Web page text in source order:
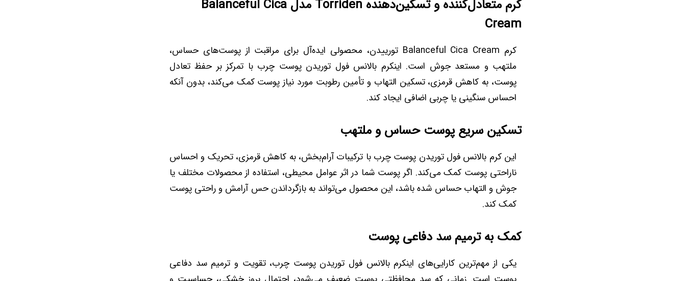
کرم متعادل‌کننده و تسکین‌دهنده Torriden مدل Balanceful Cica
Cream
کرم Balanceful Cica Cream تورییدن، محصولی ایده‌آل برای مراقبت از پوست‌های حساس،
ملتهب و مستعد جوش است. اینکرم بالانس فول توریدن پوست چرب با تمرکز بر حفظ تعادل
پوست، به کاهش قرمزی، تسکین التهاب و تأمین رطوبت مورد نیاز پوست کمک می‌کند، بدون آنکه
احساس سنگینی یا چربی اضافی ایجاد کند.
تسکین سریع پوست حساس و ملتهب
این کرم بالانس فول توریدن پوست چرب با ترکیبات آرام‌بخش، به کاهش قرمزی، تحریک و احساس
ناراحتی پوست کمک می‌کند. اگر پوست شما در اثر عوامل محیطی، استفاده از محصولات مختلف یا
جوش و التهاب حساس شده باشد، این محصول می‌تواند به بازگرداندن حس آرامش و راحتی پوست
کمک کند.
کمک به ترمیم سد دفاعی پوست
یکی از مهم‌ترین کارایی‌های اینکرم بالانس فول توریدن پوست چرب، تقویت و ترمیم سد دفاعی